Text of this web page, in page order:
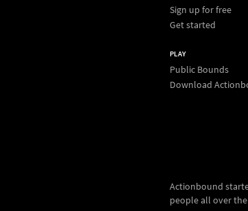
Sign up for free
Get started
PLAY
Public Bounds
Download
Actionbound
people all over